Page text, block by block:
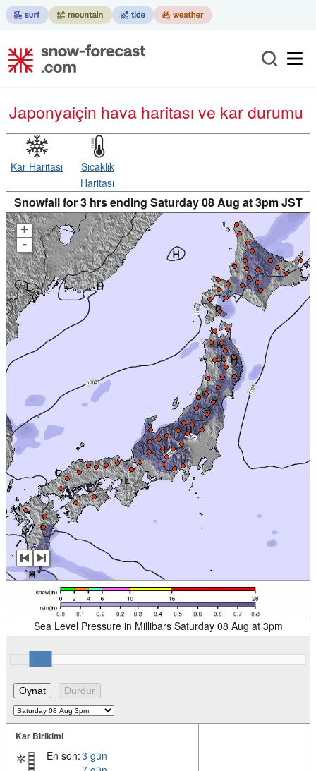
Japonyaiçin hava haritası ve kar durumu
Kar Haritası
Sıcaklık
Haritası
Snowfall for 3 hrs ending Saturday 08 Aug at 3pm JST
+
-
Sea Level Pressure in Millibars Saturday 08 Aug at 3pm
Kar Birikimi
En son:3 gün